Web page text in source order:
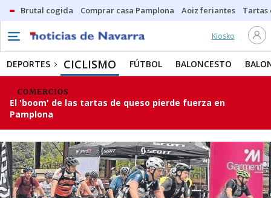
Brutal cogida Comprar casa Pamplona Aoiz feriantes Tartas
Kiosko
DEPORTES CICLISMO FÚTBOL BALONCESTO
COMERCIOS
El 'boom' de las tartas de queso pierde fuerza en
Pamplona